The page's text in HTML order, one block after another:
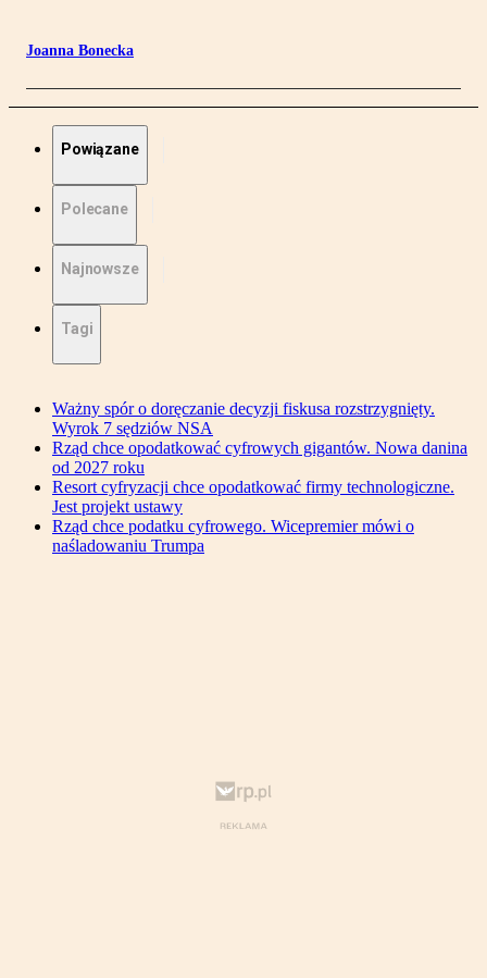
Joanna Bonecka
Powiązane
Polecane
Najnowsze
Tagi
Ważny spór o doręczanie decyzji fiskusa rozstrzygnięty.
Wyrok 7 sędziów NSA
Rząd chce opodatkować cyfrowych gigantów. Nowa danina
od 2027 roku
Resort cyfryzacji chce opodatkować firmy technologiczne.
Jest projekt ustawy
Rząd chce podatku cyfrowego. Wicepremier mówi o
naśladowaniu Trumpa